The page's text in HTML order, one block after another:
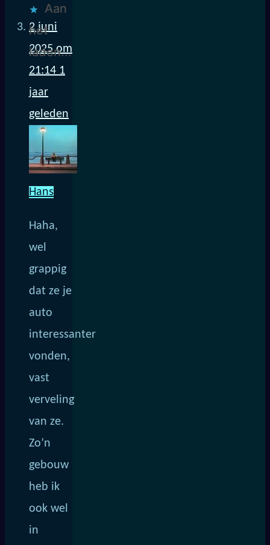
Aan
het
laden...
2 juni
2025 om
21:14 1
jaar
geleden
Hans
Haha,
wel
grappig
dat ze je
auto
interessanter
vonden,
vast
verveling
van ze.
Zo’n
gebouw
heb ik
ook wel
in